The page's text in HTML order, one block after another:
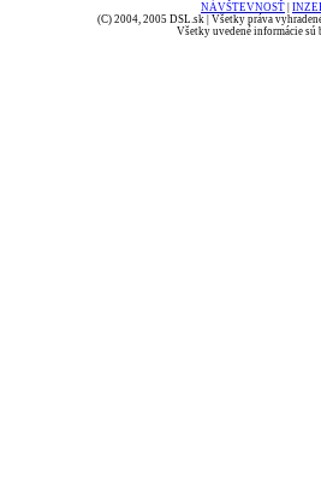
NÁVŠTEVNOSŤ
(C) 2004, 2005 DSL.sk | Všetky práva
Všetky uvedené informácie sú